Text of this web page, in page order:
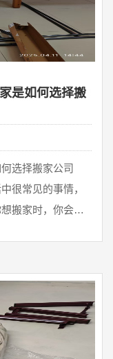
是如何选择搬
选择搬家公司
很常见的事情，
搬家时，你会如
友合作过的搬家
得选择，公司员
些大大小小的事
你是否想选择，